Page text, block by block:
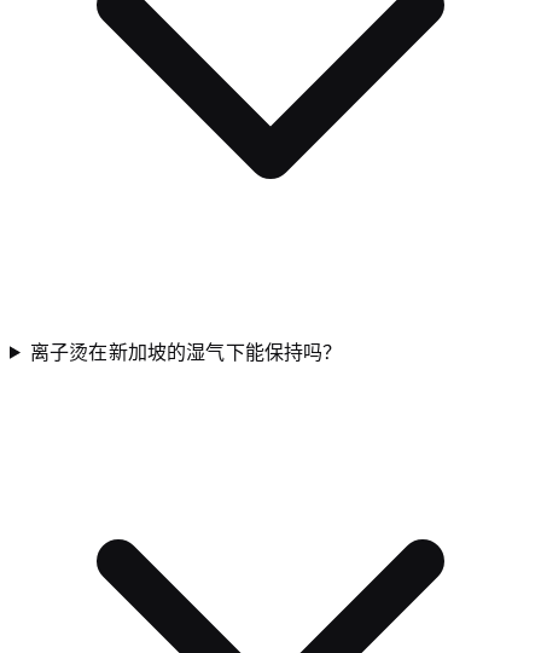
离子烫在新加坡的湿气下能保持吗？